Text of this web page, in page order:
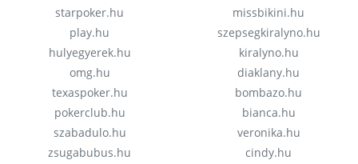
starpoker.hu
play.hu
hulyegyerek.hu
omg.hu
texaspoker.hu
pokerclub.hu
szabadulo.hu
zsugabubus.hu
missbikini.hu
szepsegkiralyno.hu
kiralyno.hu
diaklany.hu
bombazo.hu
bianca.hu
veronika.hu
cindy.hu